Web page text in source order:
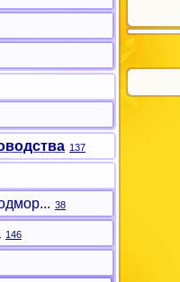
137
38
146